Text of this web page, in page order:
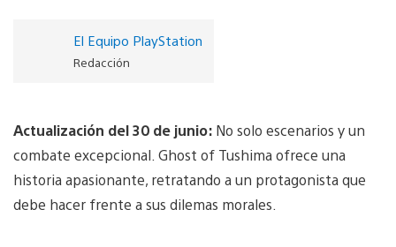
El Equipo PlayStation
Redacción
Actualización del 30 de junio: No solo escenarios y un
combate excepcional. Ghost of Tushima ofrece una
historia apasionante, retratando a un protagonista que
debe hacer frente a sus dilemas morales.